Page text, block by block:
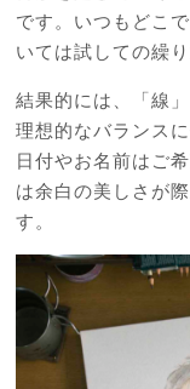
です。いつもどこ
いては試しての繰
結果的には、「線
理想的なバランス
日付やお名前はご
は余白の美しさが
す。